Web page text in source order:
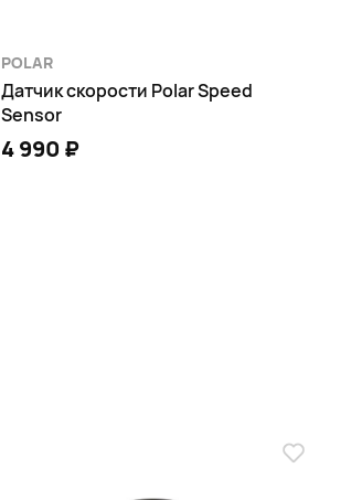
POLAR
Датчик скорости Polar Speed
Sensor
4 990 ₽